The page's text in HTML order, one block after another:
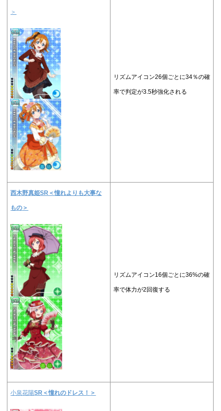
＞
リズムアイコン26個ごとに34％の確
率で判定が3.5秒強化される
西木野真姫SR＜憧れよりも大事な
もの ＞
リズムアイコン16個ごとに36%の確
率で体力が2回復する
小泉花陽SR＜憧れのドレス！ ＞